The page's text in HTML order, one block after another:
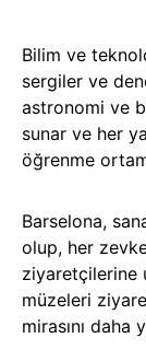
Bilim ve
sergiler ve
astronomi ve
sunar ve her
öğrenme
Barselona,
olup, her
ziyaretçilerine
müzeleri
mirasını daha